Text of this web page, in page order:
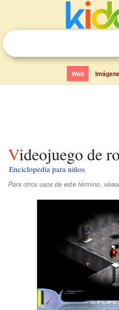
Web
Videojuego de
Enciclopedia para niños
Para otros usos de este término,